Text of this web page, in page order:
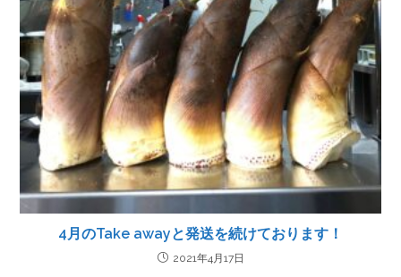
4月のTake awayと発送を続けております！
2021年4月17日